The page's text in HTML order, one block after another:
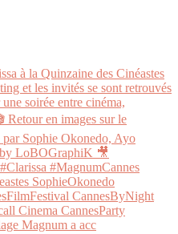
Magnum a acc